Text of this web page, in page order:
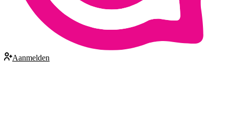
Aanmelden